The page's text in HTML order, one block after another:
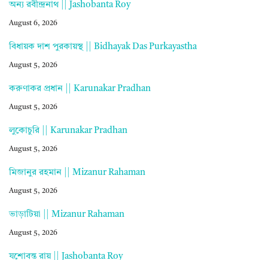
অন্য রবীন্দ্রনাথ || Jashobanta Roy
August 6, 2026
বিধায়ক দাশ পুরকায়স্থ || Bidhayak Das Purkayastha
August 5, 2026
করুণাকর প্রধান || Karunakar Pradhan
August 5, 2026
লুকোচুরি || Karunakar Pradhan
August 5, 2026
মিজানুর রহমান || Mizanur Rahaman
August 5, 2026
ভাড়াটিয়া || Mizanur Rahaman
August 5, 2026
যশোবন্ত রায় || Jashobanta Roy